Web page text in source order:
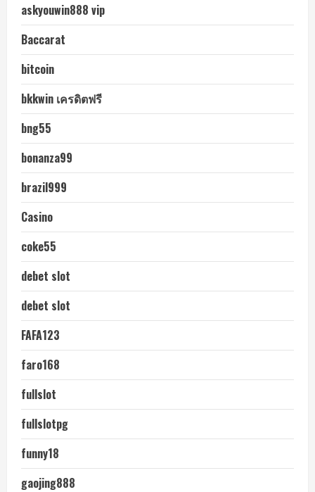
askyouwin888 vip
Baccarat
bitcoin
bkkwin เครดิตฟรี
bng55
bonanza99
brazil999
Casino
coke55
debet slot
debet slot
FAFA123
faro168
fullslot
fullslotpg
funny18
gaojing888